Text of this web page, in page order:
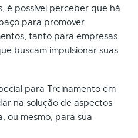
é possível perceber que há
para promover
tanto para empresas
buscam impulsionar suas
para Treinamento em
na solução de aspectos
ou mesmo, para sua